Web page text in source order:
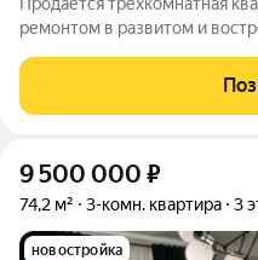
ремонтом в развитом и
КОММУНАЛЬНЫЕ ПЛАТЕЖИ.
и комфорт в любое время
9 500 000 ₽
74,2 м² 3-комн. квартира 3
новостройка